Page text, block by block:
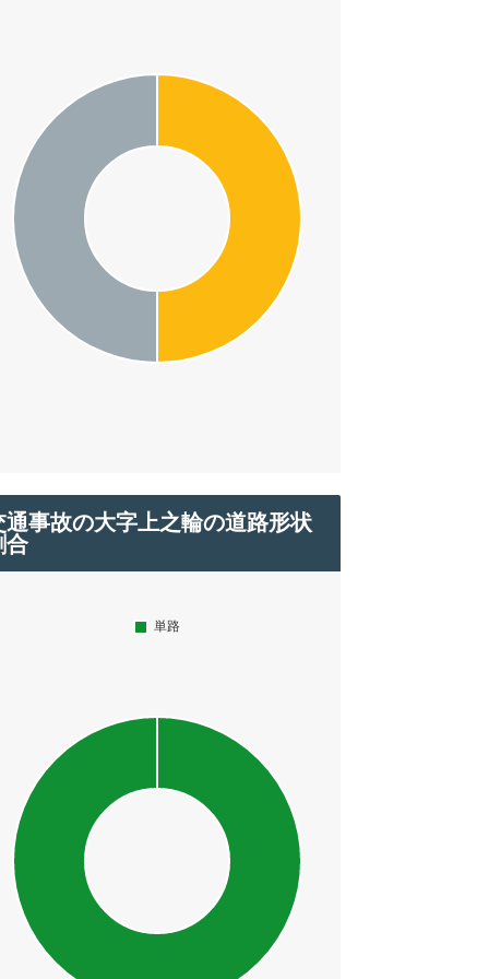
通事故の大字上之輪の道路形状
合